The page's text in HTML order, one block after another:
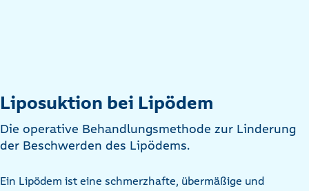
Liposuktion bei Lipödem
Die operative Behandlungsmethode zur Linderung
der Beschwerden des Lipödems.
Ein Lipödem ist eine schmerzhafte, übermäßige und